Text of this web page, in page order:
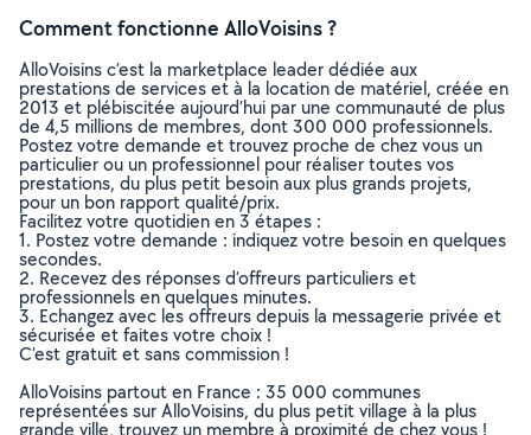
Comment fonctionne AlloVoisins ?
AlloVoisins c’est la marketplace leader dédiée aux
prestations de services et à la location de matériel, créée en
2013 et plébiscitée aujourd’hui par une communauté de plus
de 4,5 millions de membres, dont 300 000 professionnels.
Postez votre demande et trouvez proche de chez vous un
particulier ou un professionnel pour réaliser toutes vos
prestations, du plus petit besoin aux plus grands projets,
pour un bon rapport qualité/prix.
Facilitez votre quotidien en 3 étapes :
1. Postez votre demande : indiquez votre besoin en quelques
secondes.
2. Recevez des réponses d’offreurs particuliers et
professionnels en quelques minutes.
3. Echangez avec les offreurs depuis la messagerie privée et
sécurisée et faites votre choix !
C’est gratuit et sans commission !
AlloVoisins partout en France : 35 000 communes
représentées sur AlloVoisins, du plus petit village à la plus
grande ville, trouvez un membre à proximité de chez vous !